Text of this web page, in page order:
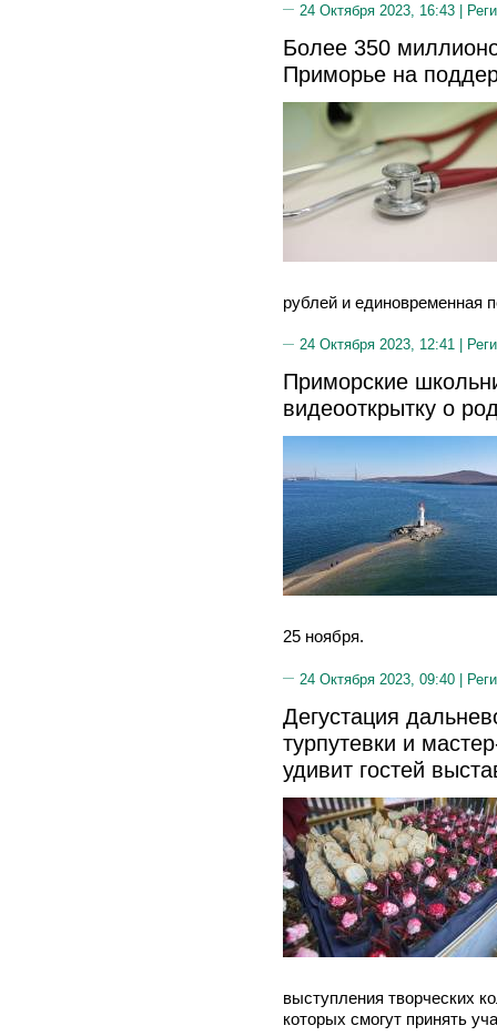
24 Октября 2023, 16:43 |
Более 350
Приморье на
рублей и единовременная
24 Октября 2023, 12:41 |
Приморские
видеооткрытку о
25 ноября.
24 Октября 2023, 09:40 |
Дегустация
турпутевки и
удивит гостей
выступления творческих
которых смогут принять